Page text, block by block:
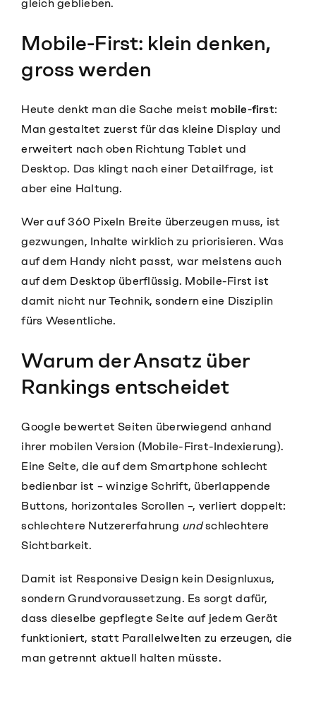
gleich geblieben.
Mobile-First: klein denken,
gross werden
Heute denkt man die Sache meist mobile-first:
Man gestaltet zuerst für das kleine Display und
erweitert nach oben Richtung Tablet und
Desktop. Das klingt nach einer Detailfrage, ist
aber eine Haltung.
Wer auf 360 Pixeln Breite überzeugen muss, ist
gezwungen, Inhalte wirklich zu priorisieren. Was
auf dem Handy nicht passt, war meistens auch
auf dem Desktop überflüssig. Mobile-First ist
damit nicht nur Technik, sondern eine Disziplin
fürs Wesentliche.
Warum der Ansatz über
Rankings entscheidet
Google bewertet Seiten überwiegend anhand
ihrer mobilen Version (Mobile-First-Indexierung).
Eine Seite, die auf dem Smartphone schlecht
bedienbar ist – winzige Schrift, überlappende
Buttons, horizontales Scrollen –, verliert doppelt:
schlechtere Nutzererfahrung undschlechtere
Sichtbarkeit.
Damit ist Responsive Design kein Designluxus,
sondern Grundvoraussetzung. Es sorgt dafür,
dass dieselbe gepflegte Seite auf jedem Gerät
funktioniert, statt Parallelwelten zu erzeugen, die
man getrennt aktuell halten müsste.